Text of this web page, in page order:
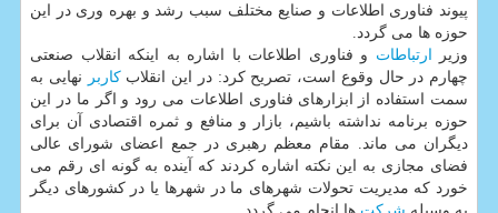
پیوند فناوری اطلاعات و صنایع مختلف سبب رشد و بهره وری در این
حوزه ها می گردد.
وزیر ارتباطات و فناوری اطلاعات با اشاره به اینكه انقلاب صنعتی
چهارم در حال وقوع است، تصریح كرد: در این انقلابكاربر
نهایی به
سمت استفاده از ابزارهای فناوری اطلاعات می رود و اگر ما در این
حوزه برنامه نداشته باشیم، بازار و منافع و ثمره اقتصادی آن برای
دیگران می ماند. مقام معظم رهبری در جمع اعضای شورای عالی
فضای مجازی به این نكته اشاره كردند كه آینده به گونه ای رقم می
خورد كه مدیریت تحولات شهرهای ما در شهرها یا در كشورهای دیگر
به وسیله شركت ها انجام می گردد.